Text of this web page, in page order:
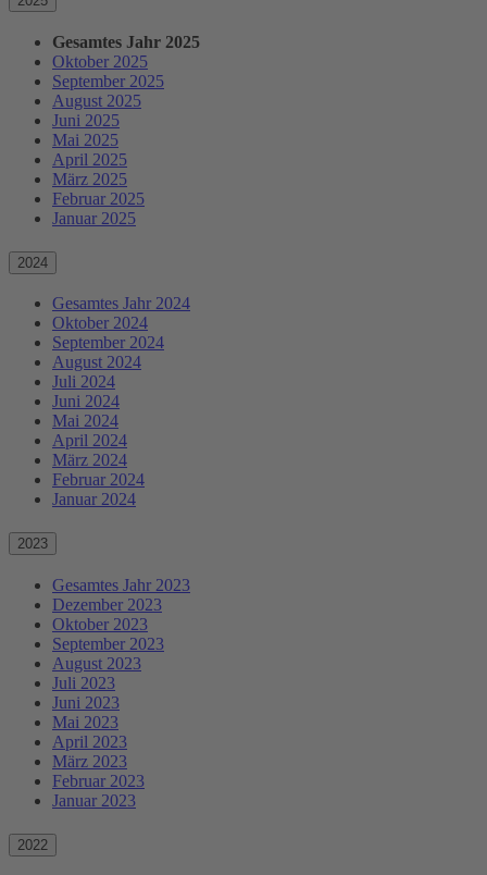
Gesamtes Jahr 2025
Oktober 2025
September 2025
August 2025
Juni 2025
Mai 2025
April 2025
März 2025
Februar 2025
Januar 2025
2024
Gesamtes Jahr 2024
Oktober 2024
September 2024
August 2024
Juli 2024
Juni 2024
Mai 2024
April 2024
März 2024
Februar 2024
Januar 2024
2023
Gesamtes Jahr 2023
Dezember 2023
Oktober 2023
September 2023
August 2023
Juli 2023
Juni 2023
Mai 2023
April 2023
März 2023
Februar 2023
Januar 2023
2022